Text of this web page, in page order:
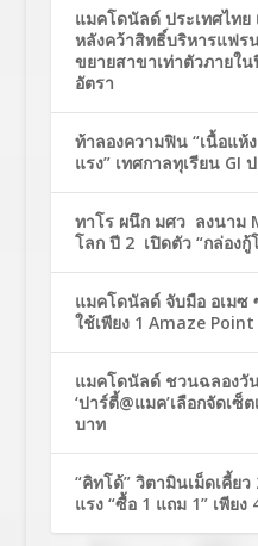
แมคโดนัลด์ ประเทศไทย
หลังคว้าสิทธิ์บริหารแฟร
ขยายสาขาเท่าตัวภายใน
อัตรา
ท้าลองความฟิน “เนื้อแ
แรง” เทศกาลทุเรียน GI
ทาโร ผนึก มศว ลงนาม
โลก ปี 2 เปิดตัว “กล่อง
แมคโดนัลด์ จับมือ อเมซ
ใช้เพียง 1 Amaze
แมคโดนัลด์ ชวนฉลองวั
‘ปาร์ตี้@แมค’เลือกจัดเซ็
บาท
“คิทโด้” วิตามินเม็ดเคี้ย
แรง “ซื้อ 1 แถม 1” เพียง